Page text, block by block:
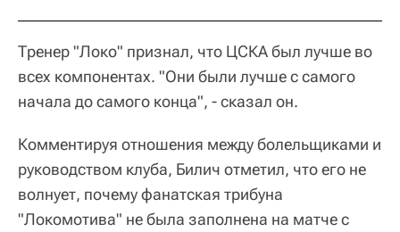
Тренер "Локо" признал, что ЦСКА был лучше во
всех компонентах. "Они были лучше с самого
начала до самого конца", - сказал он.
Комментируя отношения между болельщиками и
руководством клуба, Билич отметил, что его не
волнует, почему фанатская трибуна
"Локомотива" не была заполнена на матче с